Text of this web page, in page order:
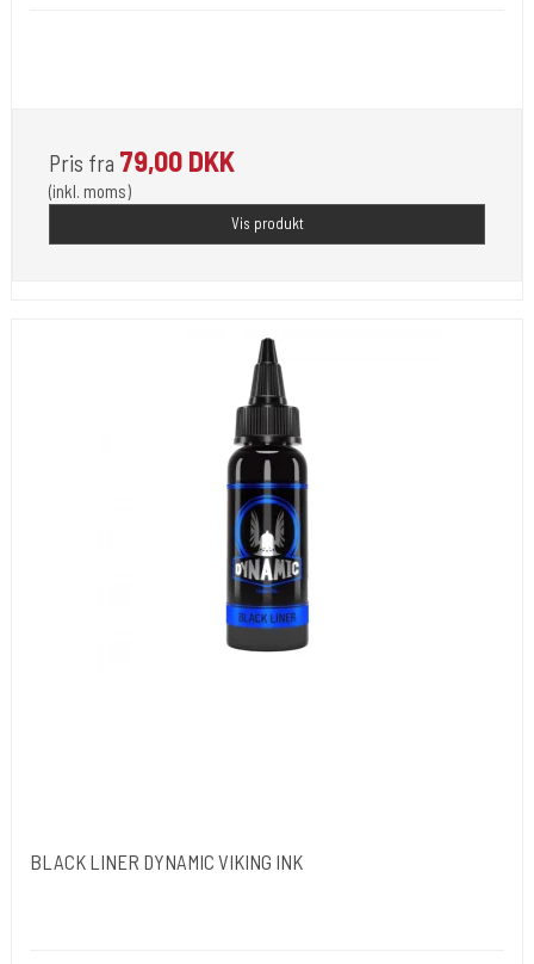
Pris fra 79,00 DKK
(inkl. moms)
Vis produkt
BLACK LINER DYNAMIC VIKING INK